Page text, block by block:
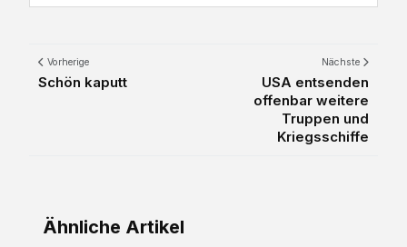
Vorherige
Schön kaputt
Nächste
USA entsenden
offenbar weitere
Truppen und
Kriegsschiffe
Ähnliche Artikel